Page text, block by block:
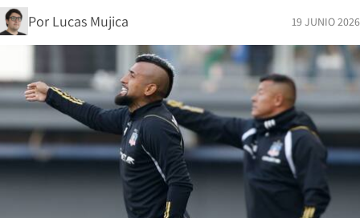
Por Lucas Mujica 19 JUNIO 2026